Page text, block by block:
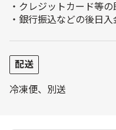
・クレジットカード等
・銀行振込などの後日入
配送
冷凍便、別送